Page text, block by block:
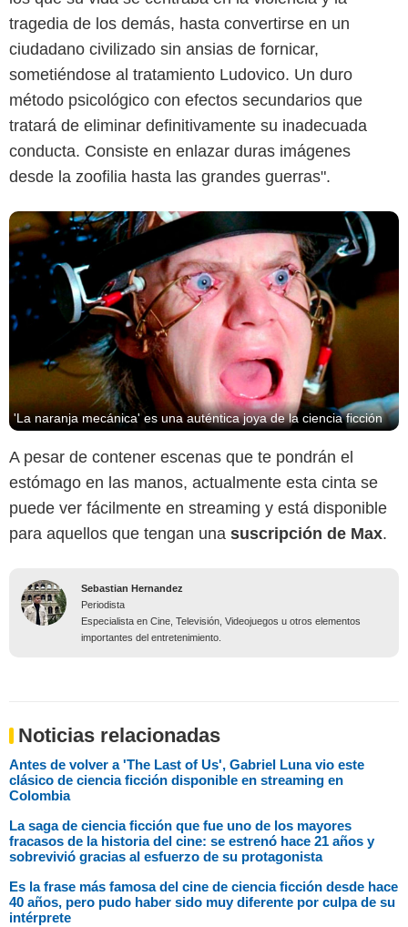
tragedia de los demás, hasta convertirse en un
ciudadano civilizado sin ansias de fornicar,
sometiéndose al tratamiento Ludovico. Un duro
método psicológico con efectos secundarios que
tratará de eliminar definitivamente su inadecuada
conducta. Consiste en enlazar duras imágenes
desde la zoofilia hasta las grandes guerras".
'La naranja mecánica' es una auténtica joya de la ciencia ficción
A pesar de contener escenas que te pondrán el
estómago en las manos, actualmente esta cinta se
puede ver fácilmente en streaming y está disponible
para aquellos que tengan una suscripción de Max.
Sebastian Hernandez
Periodista
Especialista en Cine, Televisión, Videojuegos u otros elementos
importantes del entretenimiento.
Noticias relacionadas
Antes de volver a 'The Last of Us', Gabriel Luna vio este
clásico de ciencia ficción disponible en streaming en
Colombia
La saga de ciencia ficción que fue uno de los mayores
fracasos de la historia del cine: se estrenó hace 21 años y
sobrevivió gracias al esfuerzo de su protagonista
Es la frase más famosa del cine de ciencia ficción desde hace
40 años, pero pudo haber sido muy diferente por culpa de su
intérprete